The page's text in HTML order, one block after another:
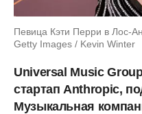
Певица Кэти Перри в Лос-
Getty Images / Kevin Winter
Universal Music
стартап Anthropic,
Музыкальная